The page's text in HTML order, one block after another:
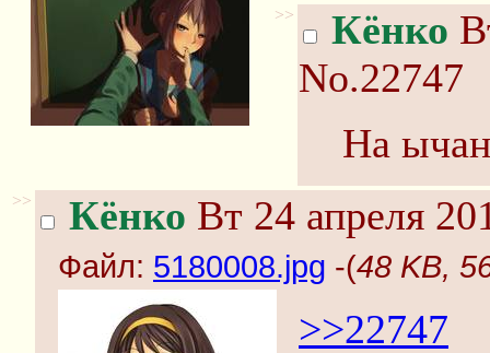
>> Кёнко
No.22747
На
>> Кёнко Вт 24 апреля
Файл: 5180008.jpg -(48 KB,
>>22747